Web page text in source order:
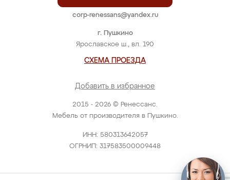
2015 - 2026 © Ренессанс.
Мебель от производителя в Пушкино.
ИНН: 580313642057
ОГРНИП: 317583500009448
г. Пушкино
Ярославское ш., вл. 190
СХЕМА ПРОЕЗДА
Добавить в избранное
corp-renessans@yandex.ru